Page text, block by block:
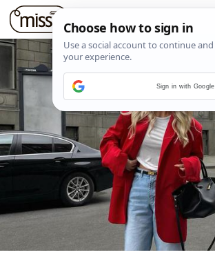
Sign in with Google